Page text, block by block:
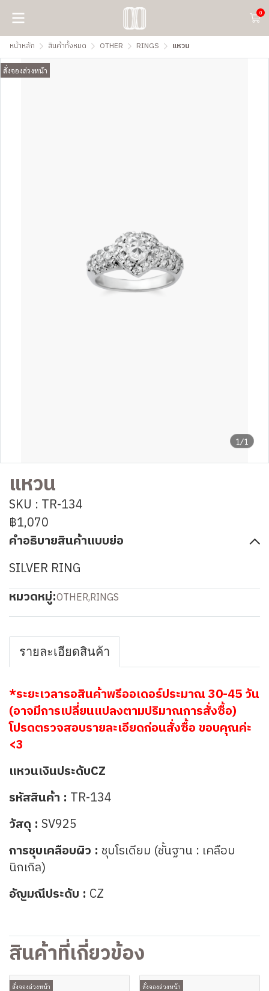
0
หน้าหลัก สินค้าทั้งหมด OTHER RINGS แหวน
1/1
สั่งจองล่วงหน้า
แหวน
SKU : TR-134
฿1,070
คำอธิบายสินค้าแบบย่อ
SILVER RING
หมวดหมู่:OTHER,RINGS
รายละเอียดสินค้า
*ระยะเวลารอสินค้าพรีออเดอร์ประมาณ 30-45 วัน
(อาจมีการเปลี่ยนแปลงตามปริมาณการสั่งซื้อ)
โปรดตรวจสอบรายละเอียดก่อนสั่งซื้อ ขอบคุณค่ะ
<3
แหวนเงินประดับCZ
รหัสสินค้า : TR-134
วัสดุ : SV925
การชุบเคลือบผิว : ชุบโรเดียม (ชั้นฐาน : เคลือบ
นิกเกิล)
อัญมณีประดับ : CZ
สินค้าที่เกี่ยวข้อง
สั่งจองล่วงหน้า สั่งจองล่วงหน้า